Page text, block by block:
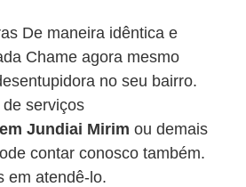
De maneira idêntica e
Chame agora mesmo
no seu bairro.
serviços
em Jundiai Mirim ou demais
contar conosco também.
em atendê-lo.